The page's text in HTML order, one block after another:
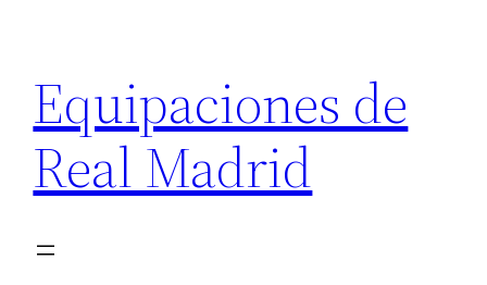
contenido
Equipaciones de
Real Madrid